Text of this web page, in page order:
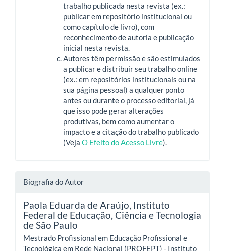
trabalho publicada nesta revista (ex.:
publicar em repositório institucional ou
como capítulo de livro), com
reconhecimento de autoria e publicação
inicial nesta revista.
Autores têm permissão e são estimulados
a publicar e distribuir seu trabalho online
(ex.: em repositórios institucionais ou na
sua página pessoal) a qualquer ponto
antes ou durante o processo editorial, já
que isso pode gerar alterações
produtivas, bem como aumentar o
impacto e a citação do trabalho publicado
(Veja O Efeito do Acesso Livre).
Biografia do Autor
Paola Eduarda de Araújo, Instituto
Federal de Educação, Ciência e Tecnologia
de São Paulo
Mestrado Profissional em Educação Profissional e
Tecnológica em Rede Nacional (PROFEPT) - Instituto